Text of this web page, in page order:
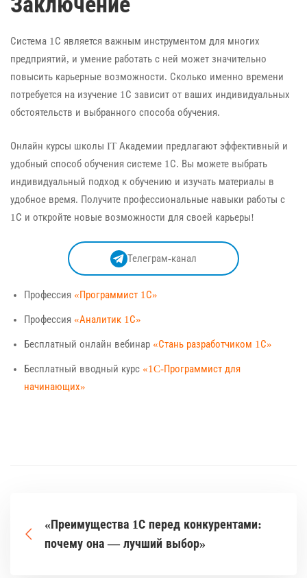
Система 1С является важным инструментом для многих
предприятий, и умение работать с ней может значительно
повысить карьерные возможности. Сколько именно времени
потребуется на изучение 1С зависит от ваших индивидуальных
обстоятельств и выбранного способа обучения.
Онлайн курсы школы IT Академии предлагают эффективный и
удобный способ обучения системе 1С. Вы можете выбрать
индивидуальный подход к обучению и изучать материалы в
удобное время. Получите профессиональные навыки работы с
1С и откройте новые возможности для своей карьеры!
Телеграм-канал
Профессия «Программист 1С»
Профессия «Аналитик 1С»
Бесплатный онлайн вебинар «Стань разработчиком 1С»
Бесплатный вводный курс «1C-Программист для
начинающих»
«Преимущества 1С перед конкурентами:
почему она — лучший выбор»